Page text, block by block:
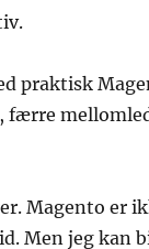
praktisk
Magento er
Men jeg kan